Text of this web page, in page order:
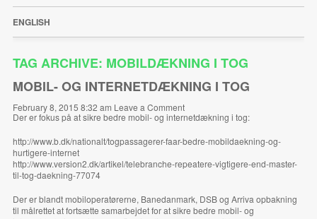
ENGLISH
TAG ARCHIVE: MOBILDÆKNING I TOG
MOBIL- OG INTERNETDÆKNING I TOG
February 8, 2015 8:32 am Leave a Comment
Der er fokus på at sikre bedre mobil- og internetdækning i tog:
http://www.b.dk/nationalt/togpassagerer-faar-bedre-mobildaekning-og-
hurtigere-internet
http://www.version2.dk/artikel/telebranche-repeatere-vigtigere-end-master-
til-tog-daekning-77074
Der er blandt mobiloperatørerne, Banedanmark, DSB og Arriva opbakning
til målrettet at fortsætte samarbejdet for at sikre bedre mobil- og